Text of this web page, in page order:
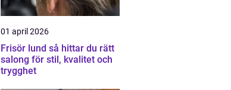
01 april 2026
Frisör lund så hittar du rätt
salong för stil, kvalitet och
trygghet